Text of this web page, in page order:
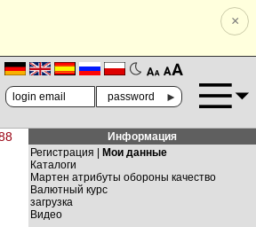
×
🗛 🗚
►
Информация
Регистрация |
Мои данные
Каталоги
Мартен атрибуты обороны качество
Валютный курс
загрузка
Видео